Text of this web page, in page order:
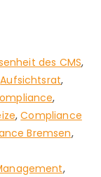
des CMS,
Aufsichtsrat,
,
,Compliance
Bremsen,
,